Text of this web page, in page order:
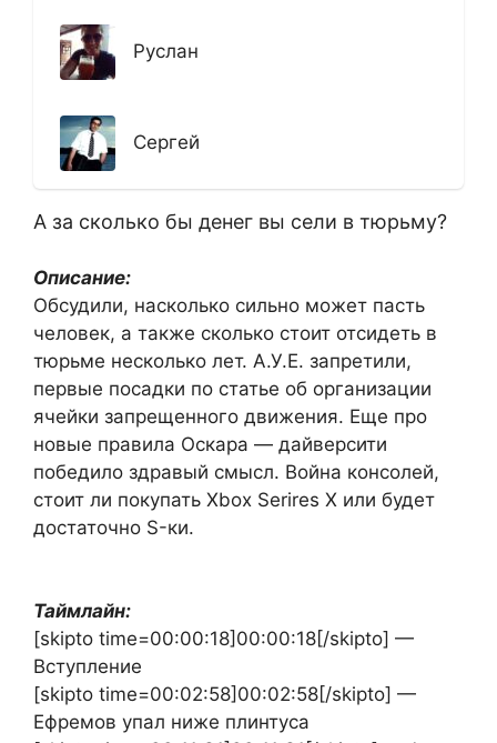
Руслан
Сергей
А за сколько бы денег вы сели в тюрьму?
Описание:
Обсудили, насколько сильно может пасть
человек, а также сколько стоит отсидеть в
тюрьме несколько лет. А.У.Е. запретили,
первые посадки по статье об организации
ячейки запрещенного движения. Еще про
новые правила Оскара — дайверсити
победило здравый смысл. Война консолей,
стоит ли покупать Xboх Serires X или будет
достаточно S-ки.
Таймлайн:
[skipto time=00:00:18]00:00:18[/skipto] —
Вступление
[skipto time=00:02:58]00:02:58[/skipto] —
Ефремов упал ниже плинтуса